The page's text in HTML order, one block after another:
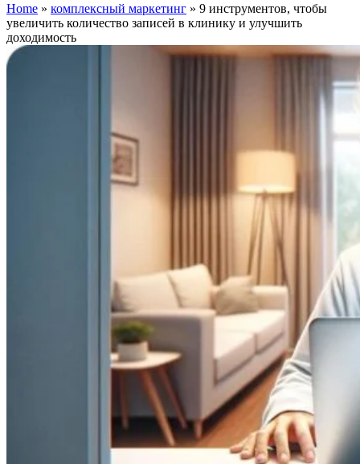
Home » комплексный маркетинг » 9 инструментов, чтобы
увеличить количество записей в клинику и улучшить
доходимость